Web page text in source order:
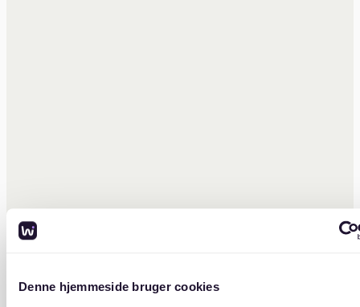
Denne hjemmeside bruger cookies